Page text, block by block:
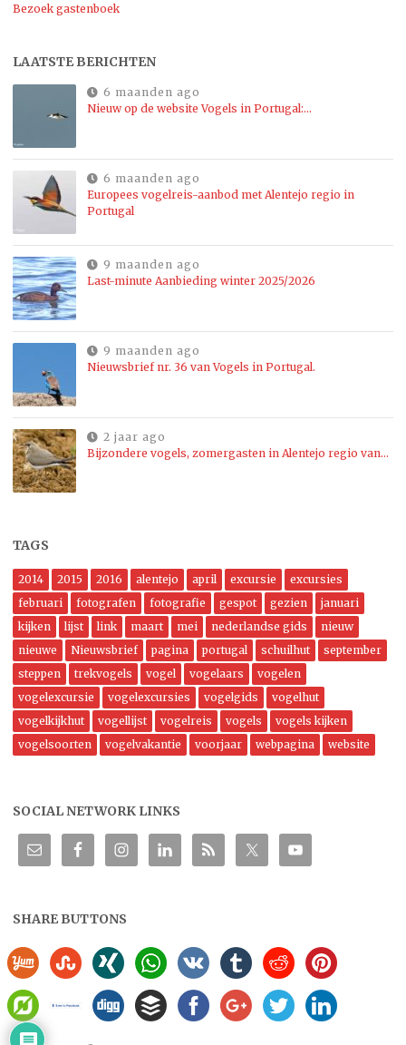
Bezoek gastenboek
LAATSTE BERICHTEN
6 maanden ago
Nieuw op de website Vogels in Portugal:…
6 maanden ago
Europees vogelreis-aanbod met Alentejo regio in
Portugal
9 maanden ago
Last-minute Aanbieding winter 2025/2026
9 maanden ago
Nieuwsbrief nr. 36 van Vogels in Portugal.
2 jaar ago
Bijzondere vogels, zomergasten in Alentejo regio van…
TAGS
2014 2015 2016 alentejo april excursie
excursies
februari
fotografen fotografie gespot gezien
januari
kijken
lijst link maart mei nederlandse gids
nieuw
nieuwe
Nieuwsbrief pagina portugal schuilhut
september
steppen
trekvogels vogel vogelaars
vogelen
vogelexcursie
vogelexcursies vogelgids
vogelhut
vogelkijkhut
vogellijst vogelreis vogels
vogels kijken
vogelsoorten
vogelvakantie voorjaar webpagina website
SOCIAL NETWORK LINKS
SHARE BUTTONS